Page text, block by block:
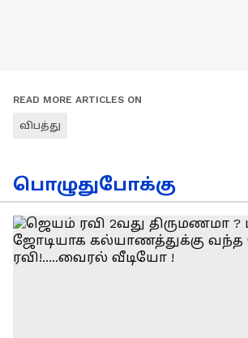
READ MORE ARTICLES ON
விபத்து
பொழுதுபோக்கு